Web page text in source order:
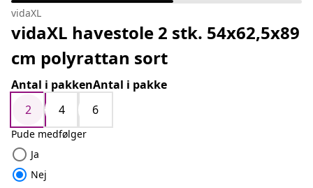
vidaXL
vidaXL havestole 2 stk. 54x62,5x89
cm polyrattan sort
Antal i pakkenAntal i pakke
2
4 6
Pude medfølger
radio_button_unchecked Ja
radio_button_checked Nej